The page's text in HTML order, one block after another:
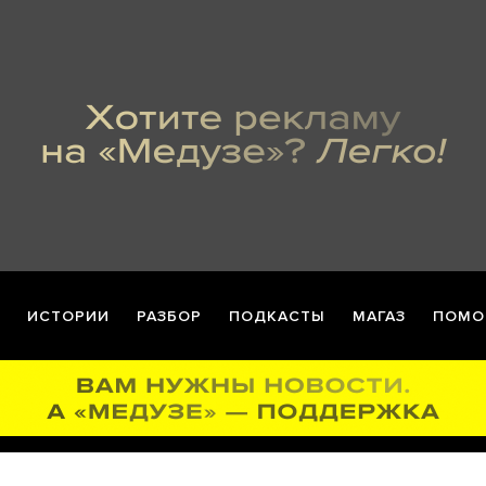
ИСТОРИИ РАЗБОР ПОДКАСТЫ МАГАЗ